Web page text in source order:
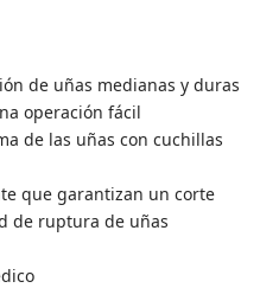
de uñas medianas y duras
operación fácil
de las uñas con cuchillas
que garantizan un corte
de ruptura de uñas